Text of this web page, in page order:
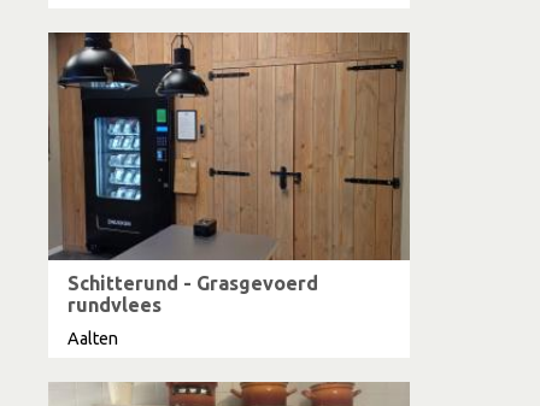
Schitterund - Grasgevoerd
rundvlees
Aalten